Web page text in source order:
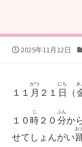
公
2025年11月12日
１１ 月
がつ
２１ 日
にち
（
き
１０時
じ
２０ 分
ぷん
か
せてしょんがい
お